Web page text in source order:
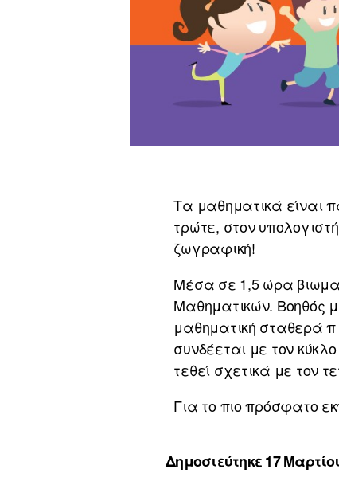
Τα μαθηματικά είναι
τρώτε, στον
ζωγραφική!
Μέσα σε 1,5 ώρα
Μαθηματικών. Βοηθός
μαθηματική σταθερά
συνδέεται με τον
τεθεί σχετικά με τον
Για το πιο πρόσφατο
Δημοσιεύτηκε 17